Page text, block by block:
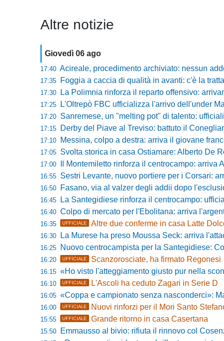
Altre notizie
Giovedì 06 ago
17:40 Acireale, procedimento archiviato: nessun
17:35 Foggia a caccia di qualità in avanti: c'è la trattativa
17:30 La Polimnia rinforza il reparto offensivo: arrivano
17:25 L'Oltrepò FBC ufficializza l'arrivo dell'under
17:20 Sanremese, un "melting pot" di talento:
17:15 Derby del Piave al Treviso: battuto il Conegliano 3-1 nel
17:10 Messina, colpo a destra: arriva il giovane
17:05 Svolta storica in casa Ostiamare: Alberto De Rossi è il nuovo
17:00 Il Montemiletto rinforza il centrocampo: arriva
16:55 Sestri Levante, nuovo portiere per i Corsari: arriva
16:50 Fasano, via al valzer degli addii dopo l'esclusione dalla Serie D:
16:45 La Santegidiese rinforza il centrocampo: ufficiale
16:40 Colpo di mercato per l'Ebolitana: arriva l'argentino
16:35 UFFICIALE Altre due conferme in casa Latte
16:30 La Murese ha preso Moussa Seck: arriva
16:25 Nuovo centrocampista per la Santegidiese: Coletti
16:20 UFFICIALE Scanzorosciate, ha firmato Regonesi
16:15 «Ho visto l'atteggiamento giusto pur nella sconfitta»: Birindelli promuove il Novara
16:10 UFFICIALE L'Ascoli ha ceduto Zagari in Serie D
16:05 «Coppa e campionato senza nasconderci»: Matt Rizzetta rilancia le
16:00 UFFICIALE Nuovi rinforzi per il Mori Santo
15:55 UFFICIALE Grande ritorno in casa Casertana
15:50 Emmausso al bivio: rifiuta il rinnovo col Cosenza e